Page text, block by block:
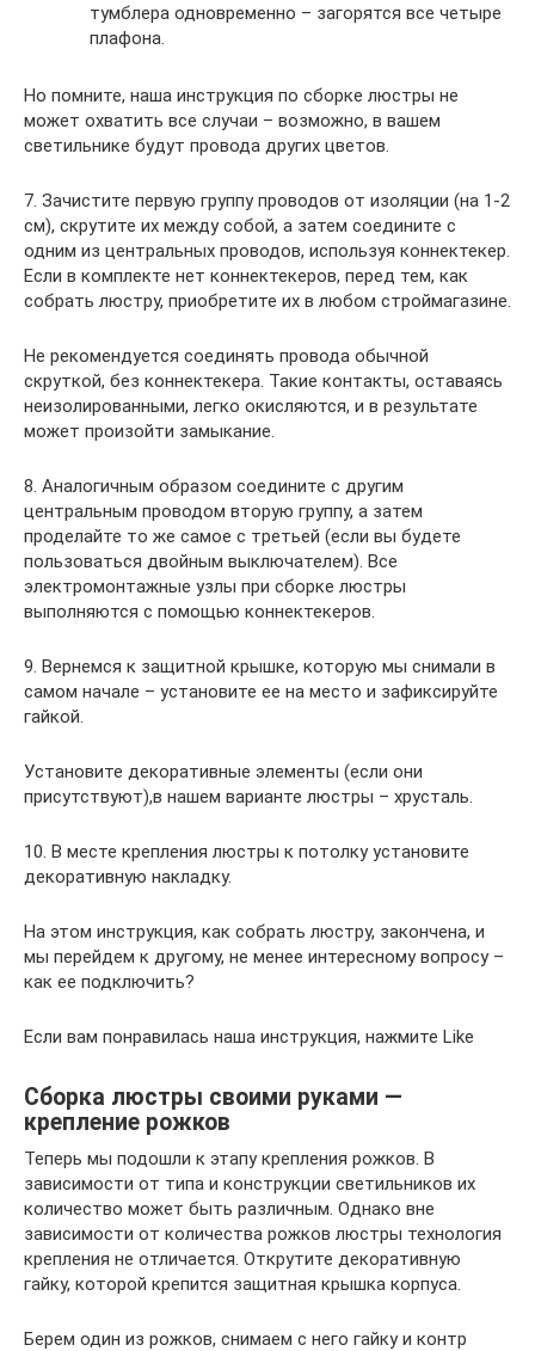
тумблера одновременно – загорятся все четыре
плафона.
Но помните, наша инструкция по сборке люстры не
может охватить все случаи – возможно, в вашем
светильнике будут провода других цветов.
7. Зачистите первую группу проводов от изоляции (на 1-2
см), скрутите их между собой, а затем соедините с
одним из центральных проводов, используя коннектекер.
Если в комплекте нет коннектекеров, перед тем, как
собрать люстру, приобретите их в любом строймагазине.
Не рекомендуется соединять провода обычной
скруткой, без коннектекера. Такие контакты, оставаясь
неизолированными, легко окисляются, и в результате
может произойти замыкание.
8. Аналогичным образом соедините с другим
центральным проводом вторую группу, а затем
проделайте то же самое с третьей (если вы будете
пользоваться двойным выключателем). Все
электромонтажные узлы при сборке люстры
выполняются с помощью коннектекеров.
9. Вернемся к защитной крышке, которую мы снимали в
самом начале – установите ее на место и зафиксируйте
гайкой.
Установите декоративные элементы (если они
присутствуют),в нашем варианте люстры – хрусталь.
10. В месте крепления люстры к потолку установите
декоративную накладку.
На этом инструкция, как собрать люстру, закончена, и
мы перейдем к другому, не менее интересному вопросу –
как ее подключить?
Если вам понравилась наша инструкция, нажмите Like
Сборка люстры своими руками —
крепление рожков
Теперь мы подошли к этапу крепления рожков. В
зависимости от типа и конструкции светильников их
количество может быть различным. Однако вне
зависимости от количества рожков люстры технология
крепления не отличается. Открутите декоративную
гайку, которой крепится защитная крышка корпуса.
Берем один из рожков, снимаем с него гайку и контр